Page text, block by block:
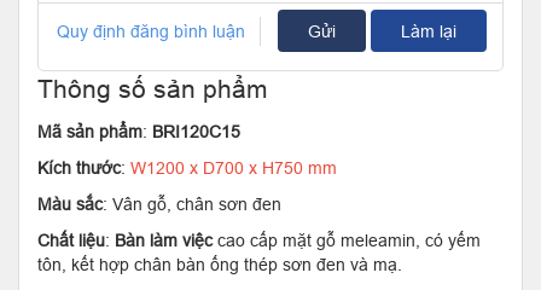
Quy định đăng bình luận Gửi Làm lại
Thông số sản phẩm
Mã sản phẩm: BRI120C15
Kích thước: W1200 x D700 x H750 mm
Màu sắc: Vân gỗ, chân sơn đen
Chất liệu: Bàn làm việccao cấp mặt gỗ meleamin, có yếm
tôn, kết hợp chân bàn ống thép sơn đen và mạ.